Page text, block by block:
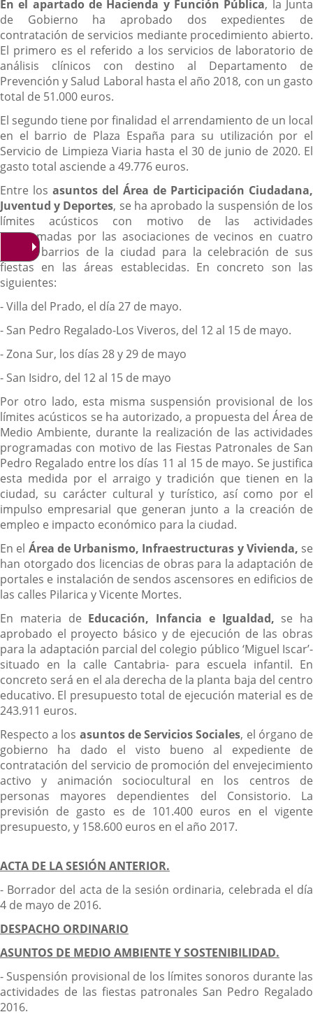
En el apartado de Hacienda y Función Pública, la Junta
de Gobierno ha aprobado dos expedientes de
contratación de servicios mediante procedimiento abierto.
El primero es el referido a los servicios de laboratorio de
análisis clínicos con destino al Departamento de
Prevención y Salud Laboral hasta el año 2018, con un gasto
total de 51.000 euros.
El segundo tiene por finalidad el arrendamiento de un local
en el barrio de Plaza España para su utilización por el
Servicio de Limpieza Viaria hasta el 30 de junio de 2020. El
gasto total asciende a 49.776 euros.
Entre los asuntos del Área de Participación Ciudadana,
Juventud y Deportes, se ha aprobado la suspensión de los
límites acústicos con motivo de las actividades
programadas por las asociaciones de vecinos en cuatro
cuatro barrios de la ciudad para la celebración de sus
fiestas en las áreas establecidas. En concreto son las
siguientes:
- Villa del Prado, el día 27 de mayo.
- San Pedro Regalado-Los Viveros, del 12 al 15 de mayo.
- Zona Sur, los días 28 y 29 de mayo
- San Isidro, del 12 al 15 de mayo
Por otro lado, esta misma suspensión provisional de los
límites acústicos se ha autorizado, a propuesta del Área de
Medio Ambiente, durante la realización de las actividades
programadas con motivo de las Fiestas Patronales de San
Pedro Regalado entre los días 11 al 15 de mayo. Se justifica
esta medida por el arraigo y tradición que tienen en la
ciudad, su carácter cultural y turístico, así como por el
impulso empresarial que generan junto a la creación de
empleo e impacto económico para la ciudad.
En el Área de Urbanismo, Infraestructuras y Vivienda, se
han otorgado dos licencias de obras para la adaptación de
portales e instalación de sendos ascensores en edificios de
las calles Pilarica y Vicente Mortes.
En materia de Educación, Infancia e Igualdad, se ha
aprobado el proyecto básico y de ejecución de las obras
para la adaptación parcial del colegio público ‘Miguel Iscar’-
situado en la calle Cantabria- para escuela infantil. En
concreto será en el ala derecha de la planta baja del centro
educativo. El presupuesto total de ejecución material es de
243.911 euros.
Respecto a los asuntos de Servicios Sociales, el órgano de
gobierno ha dado el visto bueno al expediente de
contratación del servicio de promoción del envejecimiento
activo y animación sociocultural en los centros de
personas mayores dependientes del Consistorio. La
previsión de gasto es de 101.400 euros en el vigente
presupuesto, y 158.600 euros en el año 2017.
ACTA DE LA SESIÓN ANTERIOR.
- Borrador del acta de la sesión ordinaria, celebrada el día
4 de mayo de 2016.
DESPACHO ORDINARIO
ASUNTOS DE MEDIO AMBIENTE Y SOSTENIBILIDAD.
- Suspensión provisional de los límites sonoros durante las
actividades de las fiestas patronales San Pedro Regalado
2016.